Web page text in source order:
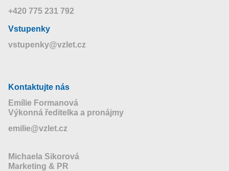
+420 775 231 792
Vstupenky
vstupenky@vzlet.cz
Kontaktujte nás
Emílie Formanová
Výkonná ředitelka a pronájmy
emilie@vzlet.cz
Michaela Sikorová
Marketing & PR